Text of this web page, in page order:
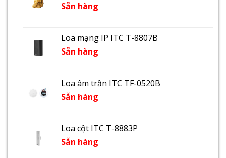
Sẵn hàng
Loa mạng IP ITC T-8807B
Sẵn hàng
Loa âm trần ITC TF-0520B
Sẵn hàng
Loa cột ITC T-8883P
Sẵn hàng